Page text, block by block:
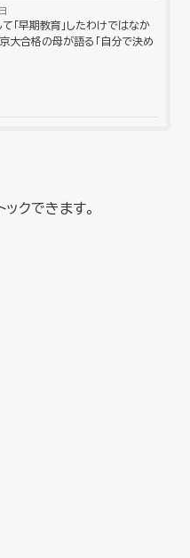
「早期教育」したわけではなか
大合格の母が語る「自分で決め
クできます。